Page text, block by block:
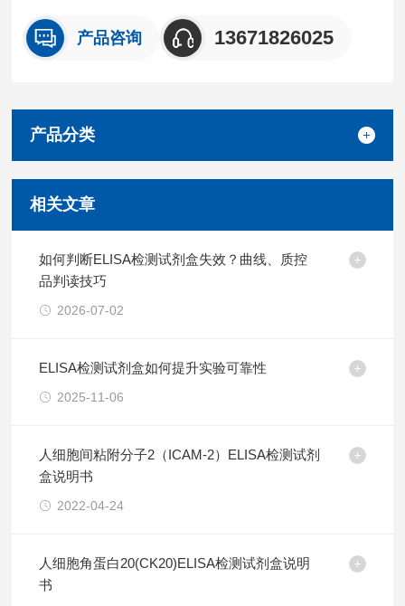
产品咨询 13671826025
产品分类
相关文章
如何判断ELISA检测试剂盒失效？曲线、质控
品判读技巧
2026-07-02
ELISA检测试剂盒如何提升实验可靠性
2025-11-06
人细胞间粘附分子2（ICAM-2）ELISA检测试剂
盒说明书
2022-04-24
人细胞角蛋白20(CK20)ELISA检测试剂盒说明
书